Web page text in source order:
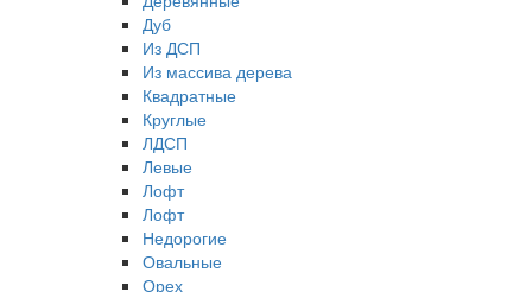
Дуб
Из ДСП
Из массива дерева
Квадратные
Круглые
ЛДСП
Левые
Лофт
Лофт
Недорогие
Овальные
Орех